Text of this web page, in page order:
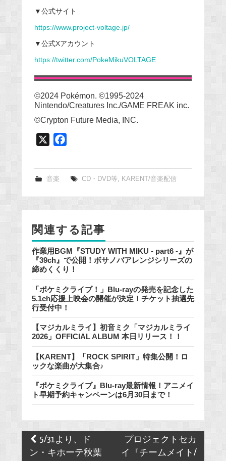
▼公式サイト
https://www.project-voltage.jp/
▼公式Xアカウント
https://twitter.com/PokeMikuVOLTAGE
©2024 Pokémon. ©1995-2024
Nintendo/Creatures Inc./GAME FREAK inc.
©Crypton Future Media, INC.
e
k
音楽 CD・DVD等, KARENT/音楽配信
関連する記事
作業用BGM『STUDY WITH MIKU - part6 -』が
『39ch』で公開！ボサノバアレンジシリーズの
締めくくり！
「ポケミクライブ！」Blu-rayの発売を記念した
5.1ch応援上映会の開催が決定！チケット抽選先
行受付中！
【マジカルミライ】初音ミク「マジカルミライ
2026」OFFICIAL ALBUM 本日リリース！！
【KARENT】「ROCK SPIRIT」特集公開！ロ
ックな楽曲が大集合♪
『ポケミクライブ』Blu-ray最新情報！アニメイ
ト早期予約キャンペーンは6月30日まで！
Post
navigation
5/31より、ド
ン・キホーテ秋葉
プロジェクトセカ
イ『チームメイト/